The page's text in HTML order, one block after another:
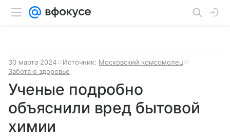
30 марта 2024 Источник: Московский комсомолец
Забота о здоровье
Ученые подробно
объяснили вред бытовой
химии